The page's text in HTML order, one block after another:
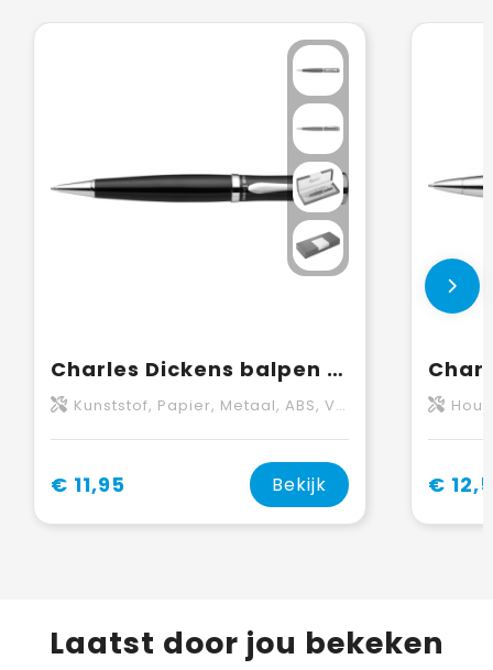
Charles Dickens balpen Bibi | Metaal
Kunststof, Papier, Metaal, ABS, Vernikkeld, Velours
€ 11,95 Bekijk
Hout,
€
Laatst door jou bekeken